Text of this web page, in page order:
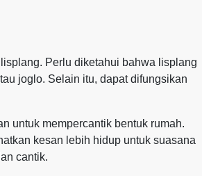
Perlu diketahui bahwa lisplang
joglo. Selain itu, dapat difungsikan
untuk mempercantik bentuk rumah.
kesan lebih hidup untuk suasana
cantik.